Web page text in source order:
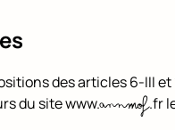
des articles 6-III et
du site www.annmof.fr